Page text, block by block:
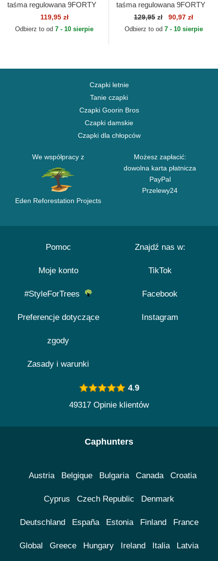
taśma regulowana 9FORTY
League Essential New York
Yankees MLB New Era
119,95 zł
Odbierz to od 7 - 10 sierpie
taśma regulowana 9FORTY
Jersey New York Yankees
MLB New Era
129,95 zł 90,97 zł
Odbierz to od 7 - 10 sierpie
Czapki letnie
Tanie czapki
Czapki Goorin Bros
Czapki damskie
Czapki dla chłopców
We współpracy z
Eden Reforestation Projects
Możesz zapłacić:
dowolna karta płatnicza
PayPal
Przelewy24
Pomoc
Moje konto
#StyleForTrees
Preferencje dotyczące
zgody
Zasady i warunki
Znajdź nas w:
TikTok
Facebook
Instagram
4.9
49317 Opinie klientów
Caphunters
Austria Belgique Bulgaria Canada Croatia
Cyprus Czech Republic Denmark
Deutschland España Estonia Finland France
Global Greece Hungary Ireland Italia Latvia